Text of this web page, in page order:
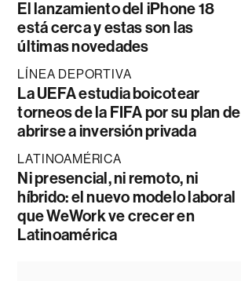
El lanzamiento del iPhone 18
está cerca y estas son las
últimas novedades
LÍNEA DEPORTIVA
La UEFA estudia boicotear
torneos de la FIFA por su plan de
abrirse a inversión privada
LATINOAMÉRICA
Ni presencial, ni remoto, ni
híbrido: el nuevo modelo laboral
que WeWork ve crecer en
Latinoamérica